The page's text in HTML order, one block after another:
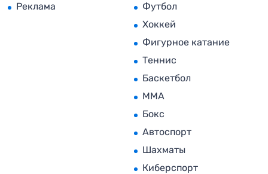
Реклама
Футбол
Хоккей
Фигурное катание
Теннис
Баскетбол
MMA
Бокс
Автоспорт
Шахматы
Киберспорт